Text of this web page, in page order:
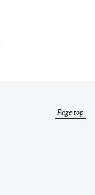
Page top